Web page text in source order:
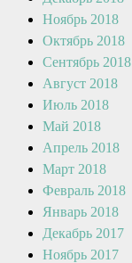
Ноябрь 2018
Октябрь 2018
Сентябрь 2018
Август 2018
Июль 2018
Май 2018
Апрель 2018
Март 2018
Февраль 2018
Январь 2018
Декабрь 2017
Ноябрь 2017